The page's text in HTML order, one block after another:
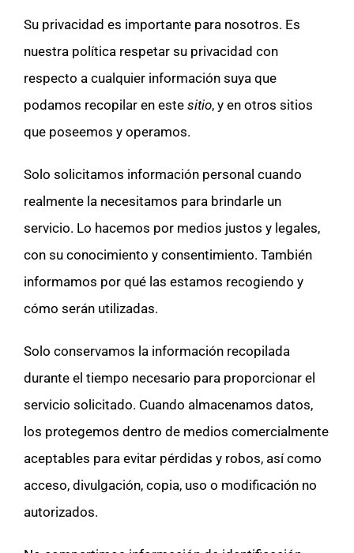
Su privacidad es importante para nosotros. Es
nuestra política respetar su privacidad con
respecto a cualquier información suya que
podamos recopilar en este sitio, y en otros sitios
que poseemos y operamos.
Solo solicitamos información personal cuando
realmente la necesitamos para brindarle un
servicio. Lo hacemos por medios justos y legales,
con su conocimiento y consentimiento. También
informamos por qué las estamos recogiendo y
cómo serán utilizadas.
Solo conservamos la información recopilada
durante el tiempo necesario para proporcionar el
servicio solicitado. Cuando almacenamos datos,
los protegemos dentro de medios comercialmente
aceptables para evitar pérdidas y robos, así como
acceso, divulgación, copia, uso o modificación no
autorizados.